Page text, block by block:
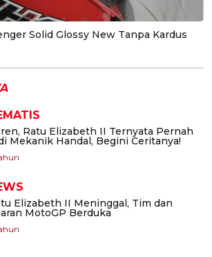
Solid Glossy New Tanpa Kardus
Ratu Elizabeth II Ternyata Pernah
Mekanik Handal, Begini Ceritanya!
Elizabeth II Meninggal, Tim dan
MotoGP Berduka